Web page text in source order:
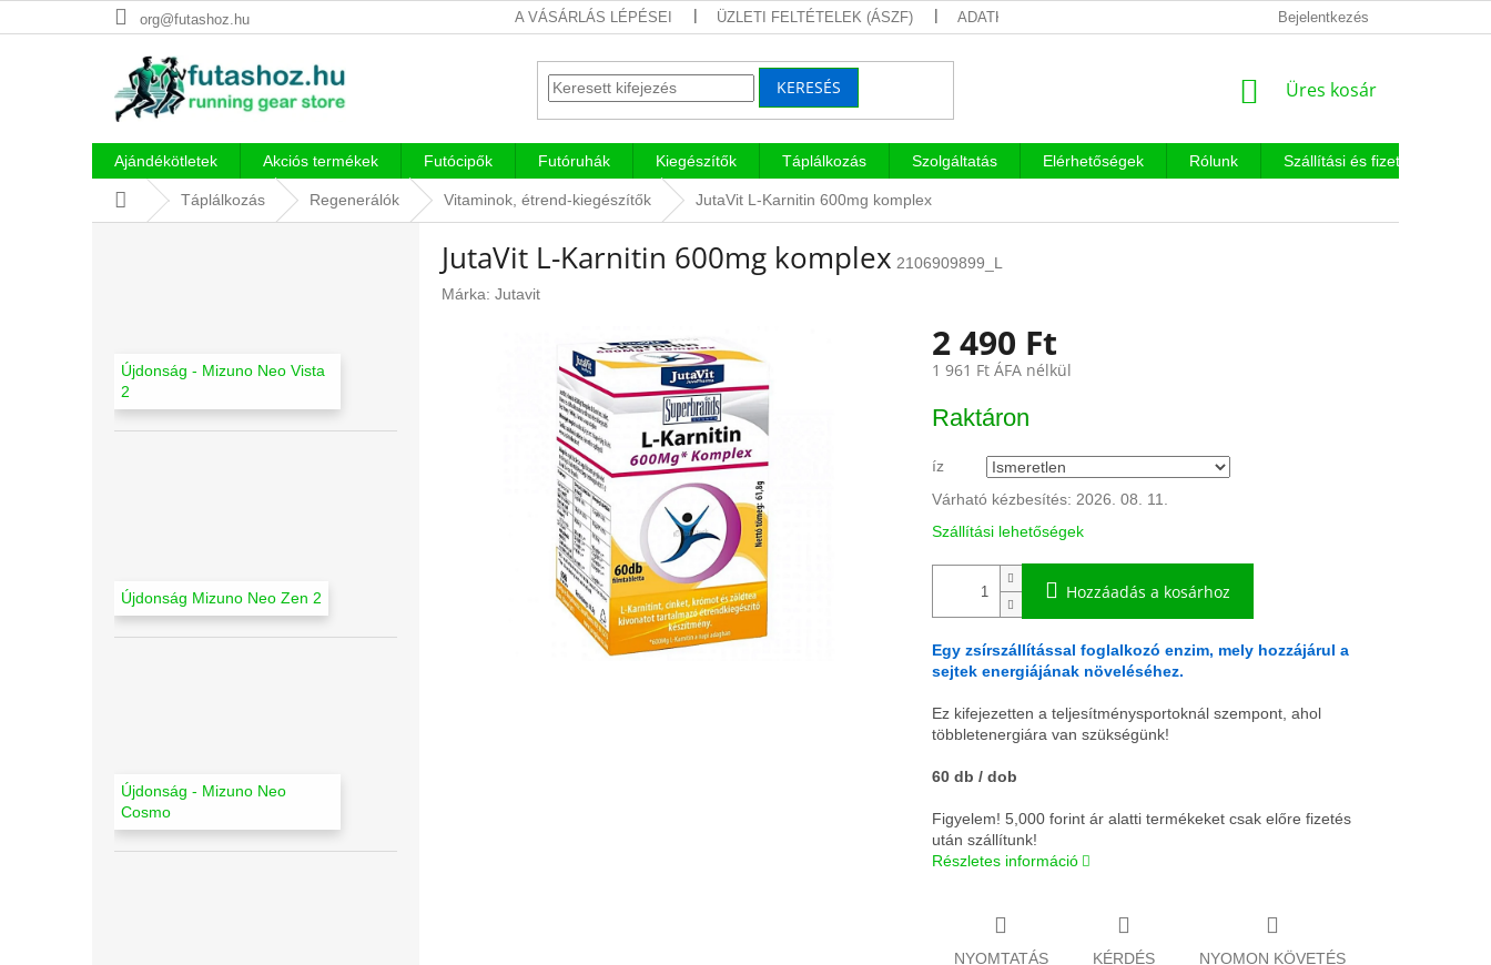
a
org@futashoz.hu A VÁSÁRLÁS LÉPÉSEI ÜZLETI FELTÉTELEK (ÁSZF) ADATKEZELÉSI TÁJÉKOZTATÓ Bejelentkezés
KERESÉS KOSÁR
Üres kosár
Ajándékötletek Akciós termékek Futócipők Futóruhák Kiegészítők Táplálkozás Szolgáltatás Elérhetőségek Rólunk Szállítási és fizetési feltételek
KezdőlapTáplálkozás Regenerálók Vitaminok, étrend-kiegészítők JutaVit L-Karnitin 600mg komplex
Újdonság - Mizuno Neo Vista
2
Újdonság Mizuno Neo Zen 2
Újdonság - Mizuno Neo
Cosmo
JutaVit L-Karnitin 600mg komplex 2106909899_L
Márka: Jutavit
2 490 Ft
1 961 Ft ÁFA nélkül
Raktáron
íz
Várható kézbesítés: 2026. 08. 11.
Szállítási lehetőségek
Hozzáadás a kosárhoz
Egy zsírszállítással foglalkozó enzim, mely hozzájárul a
sejtek energiájának növeléséhez.
Ez kifejezetten a teljesítménysportoknál szempont, ahol
többletenergiára van szükségünk!
60 db / dob
Figyelem! 5,000 forint ár alatti termékeket csak előre fizetés
után szállítunk!
Részletes információ
NYOMTATÁS KÉRDÉS NYOMON KÖVETÉS